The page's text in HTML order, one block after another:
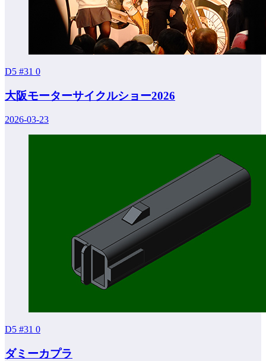
D5 #31 0
大阪モーターサイクルショー2026
2026-03-23
D5 #31 0
ダミーカプラ